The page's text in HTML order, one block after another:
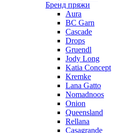
Бренд пряжи
Aura
BC Garn
Cascade
Drops
Gruendl
Jody Long
Katia Concept
Kremke
Lana Gatto
Nomadnoos
Onion
Queensland
Rellana
Casagrande